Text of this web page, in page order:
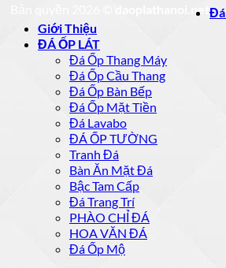
daoplathanoi.net
Giới Thiệu
ĐÁ ỐP LÁT
Đá Ốp Thang Máy
Đá Ốp Cầu Thang
Đá Ốp Bàn Bếp
Đá Ốp Mặt Tiền
Đá Lavabo
ĐÁ ỐP TƯỜNG
Tranh Đá
Bàn Ăn Mặt Đá
Bậc Tam Cấp
Đá Trang Trí
PHÀO CHỈ ĐÁ
HOA VĂN ĐÁ
Đá Ốp Mộ